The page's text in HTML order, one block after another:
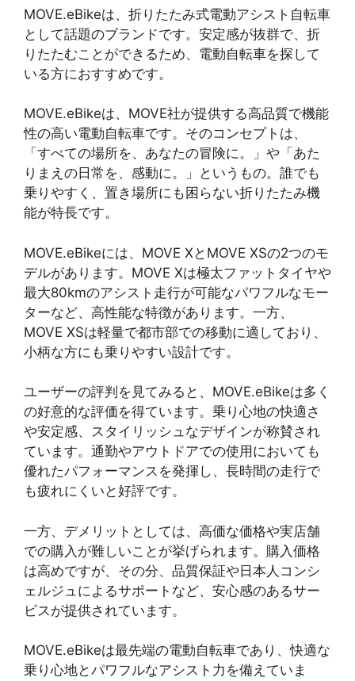
MOVE.eBikeは、折りたたみ式電動アシスト自転車
として話題のブランドです。安定感が抜群で、折
りたたむことができるため、電動自転車を探して
いる方におすすめです。
MOVE.eBikeは、MOVE社が提供する高品質で機能
性の高い電動自転車です。そのコンセプトは、
「すべての場所を、あなたの冒険に。」や「あた
りまえの日常を、感動に。」というもの。誰でも
乗りやすく、置き場所にも困らない折りたたみ機
能が特長です。
MOVE.eBikeには、MOVE XとMOVE XSの2つのモ
デルがあります。MOVE Xは極太ファットタイヤや
最大80kmのアシスト走行が可能なパワフルなモー
ターなど、高性能な特徴があります。一方、
MOVE XSは軽量で都市部での移動に適しており、
小柄な方にも乗りやすい設計です。
ユーザーの評判を見てみると、MOVE.eBikeは多く
の好意的な評価を得ています。乗り心地の快適さ
や安定感、スタイリッシュなデザインが称賛され
ています。通勤やアウトドアでの使用においても
優れたパフォーマンスを発揮し、長時間の走行で
も疲れにくいと好評です。
一方、デメリットとしては、高価な価格や実店舗
での購入が難しいことが挙げられます。購入価格
は高めですが、その分、品質保証や日本人コンシ
ェルジュによるサポートなど、安心感のあるサー
ビスが提供されています。
MOVE.eBikeは最先端の電動自転車であり、快適な
乗り心地とパワフルなアシスト力を備えていま